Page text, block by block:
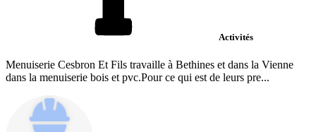
Activités
Menuiserie Cesbron Et Fils travaille à Bethines et dans la Vienne
dans la menuiserie bois et pvc.Pour ce qui est de leurs pre...